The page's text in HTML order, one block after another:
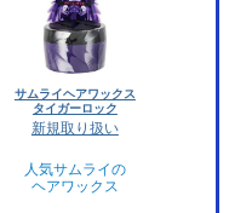
サムライヘアワックス
タイガーロック
新規取り扱い
人気サムライの
ヘアワックス